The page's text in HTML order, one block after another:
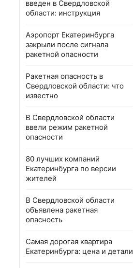
введен в Свердловской
области: инструкция
Аэропорт Екатеринбурга
закрыли после сигнала
ракетной опасности
Ракетная опасность в
Свердловской области: что
известно
В Свердловской области
ввели режим ракетной
опасности
80 лучших компаний
Екатеринбурга по версии
жителей
В Свердловской области
объявлена ракетная
опасность
Самая дорогая квартира
Екатеринбурга: цена и детали